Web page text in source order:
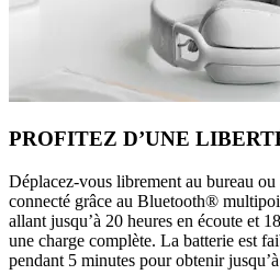
PROFITEZ D’UNE
Déplacez-vous librement au bureau ou
connecté grâce au Bluetooth®
allant jusqu’à 20 heures en écoute et
une charge complète. La batterie est
pendant 5 minutes pour obtenir